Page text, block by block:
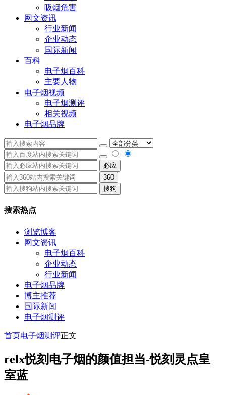
吸烟危害
网文资讯
行业新闻
企业动态
国际新闻
百科
电子烟百科
主要人物
电子烟视频
电子烟测评
相关视频
电子烟品牌
必应
360
搜狗
搜索热点
浏览博客
网文资讯
电子烟百科
企业动态
行业新闻
电子烟品牌
博主推荐
国际新闻
电子烟测评
首页电子烟测评正文
relx悦刻电子烟的颜值担当-悦刻灵点皇
室蓝